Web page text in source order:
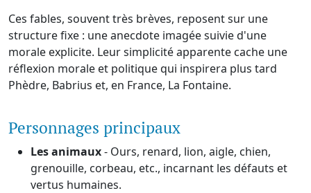
Ces fables, souvent très brèves, reposent sur une
structure fixe : une anecdote imagée suivie d'une
morale explicite. Leur simplicité apparente cache une
réflexion morale et politique qui inspirera plus tard
Phèdre, Babrius et, en France, La Fontaine.
Personnages principaux
Les animaux- Ours, renard, lion, aigle, chien,
grenouille, corbeau, etc., incarnant les défauts et
vertus humaines.